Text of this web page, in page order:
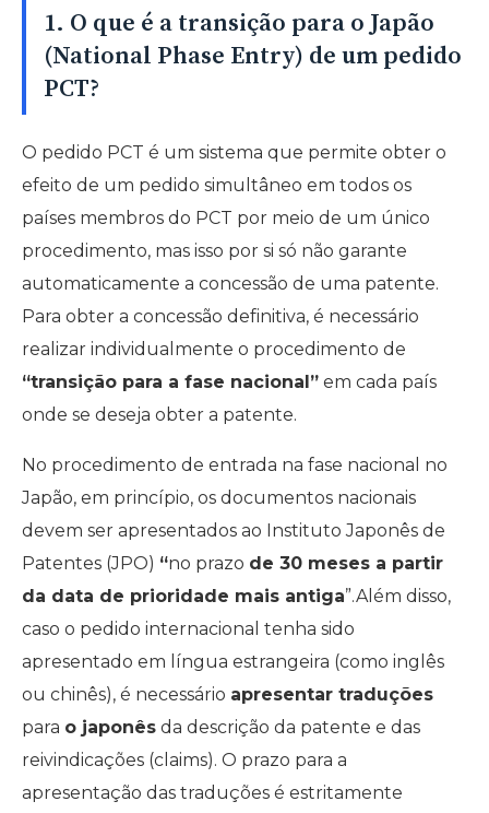
1. O que é a transição para o Japão
(National Phase Entry) de um pedido
PCT?
O pedido PCT é um sistema que permite obter o
efeito de um pedido simultâneo em todos os
países membros do PCT por meio de um único
procedimento, mas isso por si só não garante
automaticamente a concessão de uma patente.
Para obter a concessão definitiva, é necessário
realizar individualmente o procedimento de
“transição para a fase nacional” em cada país
onde se deseja obter a patente.
No procedimento de entrada na fase nacional no
Japão, em princípio, os documentos nacionais
devem ser apresentados ao Instituto Japonês de
Patentes (JPO) “no prazo de 30 meses a partir
da data de prioridade mais antiga”.Além disso,
caso o pedido internacional tenha sido
apresentado em língua estrangeira (como inglês
ou chinês), é necessário apresentar traduções
para o japonês da descrição da patente e das
reivindicações (claims). O prazo para a
apresentação das traduções é estritamente